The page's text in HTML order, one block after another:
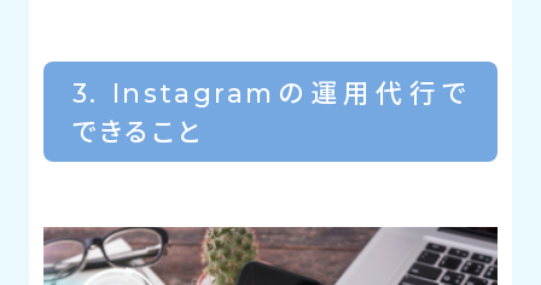
3. Instagramの運用代行で
できること